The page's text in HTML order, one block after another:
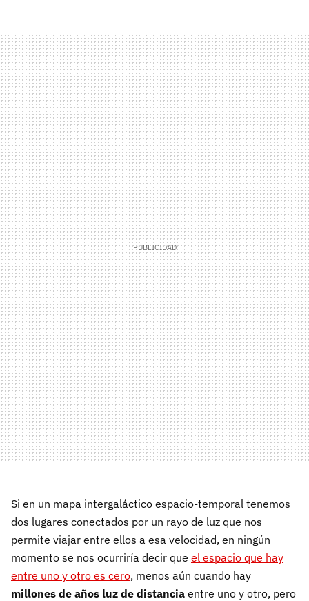
Si en un mapa intergaláctico espacio-temporal tenemos
dos lugares conectados por un rayo de luz que nos
permite viajar entre ellos a esa velocidad, en ningún
momento se nos ocurriría decir que el espacio que hay
entre uno y otro es cero, menos aún cuando hay
millones de años luz de distancia entre uno y otro, pero